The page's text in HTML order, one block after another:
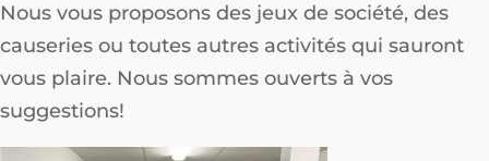
Nous vous proposons des jeux de société, des
causeries ou toutes autres activités qui sauront
vous plaire. Nous sommes ouverts à vos
suggestions!